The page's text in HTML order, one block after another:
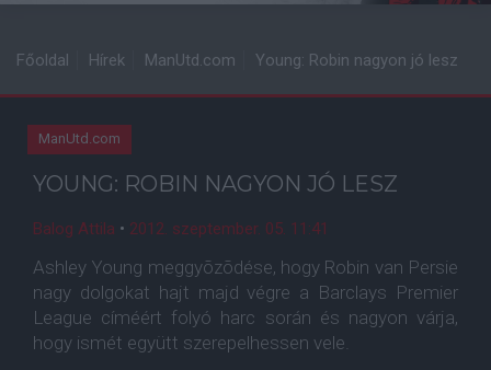
Főoldal Hírek ManUtd.com Young: Robin nagyon jó lesz
ManUtd.com
YOUNG: ROBIN NAGYON JÓ LESZ
Balog Attila • 2012. szeptember. 05. 11:41
Ashley Young meggyõzõdése, hogy Robin van Persie
nagy dolgokat hajt majd végre a Barclays Premier
League címéért folyó harc során és nagyon várja,
hogy ismét együtt szerepelhessen vele.